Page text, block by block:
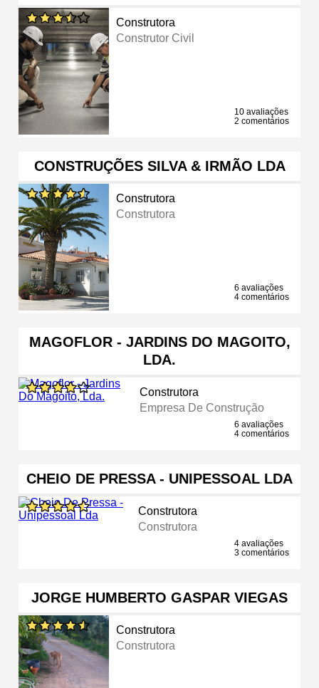
Construtora
Construtor Civil
10 avaliações
2 comentários
CONSTRUÇÕES SILVA & IRMÃO LDA
Construtora
Construtora
6 avaliações
4 comentários
MAGOFLOR - JARDINS DO MAGOITO,
LDA.
Construtora
Empresa De Construção
6 avaliações
4 comentários
CHEIO DE PRESSA - UNIPESSOAL LDA
Construtora
Construtora
4 avaliações
3 comentários
JORGE HUMBERTO GASPAR VIEGAS
Construtora
Construtora